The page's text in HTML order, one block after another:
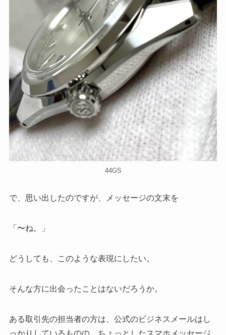
44GS
で、思い出したのですが、メッセージの文末を
「〜ね。」
どうしても、このような表現にしたい。
そんな方に出会ったことはないだろうか。
ある取引先の担当者の方は、公式のビジネスメールはし
っかりしているものの、ちょっとしたスマホメッセージ